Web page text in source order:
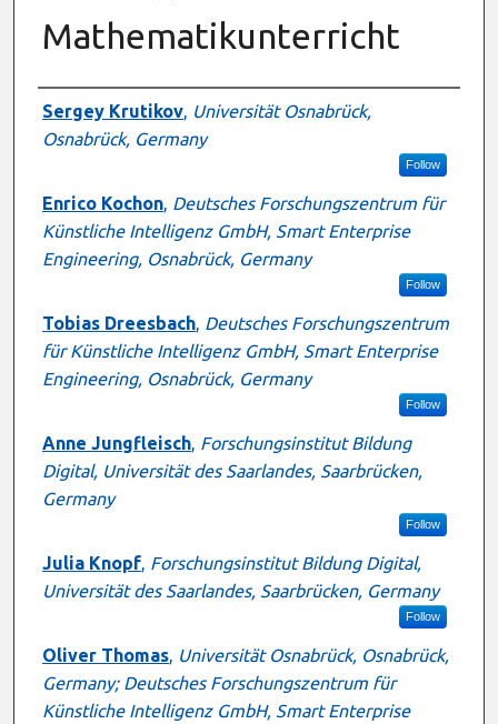
Mathematikunterricht
Presenter Information
Sergey Krutikov, Universität Osnabrück,
Osnabrück, Germany
Follow
Enrico Kochon, Deutsches Forschungszentrum für
Künstliche Intelligenz GmbH, Smart Enterprise
Engineering, Osnabrück, Germany
Follow
Tobias Dreesbach, Deutsches Forschungszentrum
für Künstliche Intelligenz GmbH, Smart Enterprise
Engineering, Osnabrück, Germany
Follow
Anne Jungfleisch, Forschungsinstitut Bildung
Digital, Universität des Saarlandes, Saarbrücken,
Germany
Follow
Julia Knopf, Forschungsinstitut Bildung Digital,
Universität des Saarlandes, Saarbrücken, Germany
Follow
Oliver Thomas, Universität Osnabrück, Osnabrück,
Germany; Deutsches Forschungszentrum für
Künstliche Intelligenz GmbH, Smart Enterprise